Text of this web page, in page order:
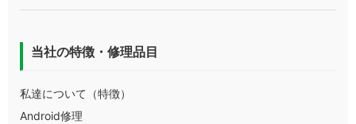
当社の特徴・修理品目
私達について（特徴）
Android修理